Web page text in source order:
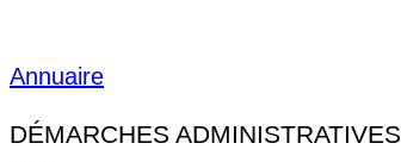
Annuaire
DÉMARCHES ADMINISTRATIVES